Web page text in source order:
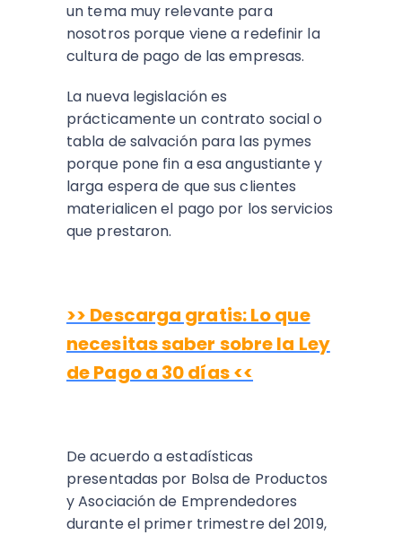
un tema muy relevante para
nosotros porque viene a redefinir la
cultura de pago de las empresas.
La nueva legislación es
prácticamente un contrato social o
tabla de salvación para las pymes
porque pone fin a esa angustiante y
larga espera de que sus clientes
materialicen el pago por los servicios
que prestaron.
>> Descarga gratis: Lo que
necesitas saber sobre la Ley
de Pago a 30 días <<
De acuerdo a estadísticas
presentadas por Bolsa de Productos
y Asociación de Emprendedores
durante el primer trimestre del 2019,